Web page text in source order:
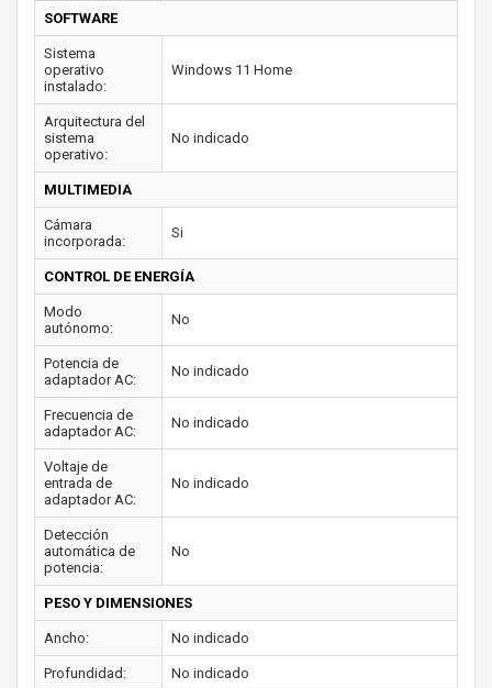
SOFTWARE
Sistema
operativo
instalado:
Windows 11 Home
Arquitectura del
sistema
operativo:
No indicado
MULTIMEDIA
Cámara
incorporada:
Si
CONTROL DE ENERGÍA
Modo
autónomo:
No
Potencia de
adaptador AC:
No indicado
Frecuencia de
adaptador AC:
No indicado
Voltaje de
entrada de
adaptador AC:
No indicado
Detección
automática de
potencia:
No
PESO Y DIMENSIONES
Ancho: No indicado
Profundidad: No indicado